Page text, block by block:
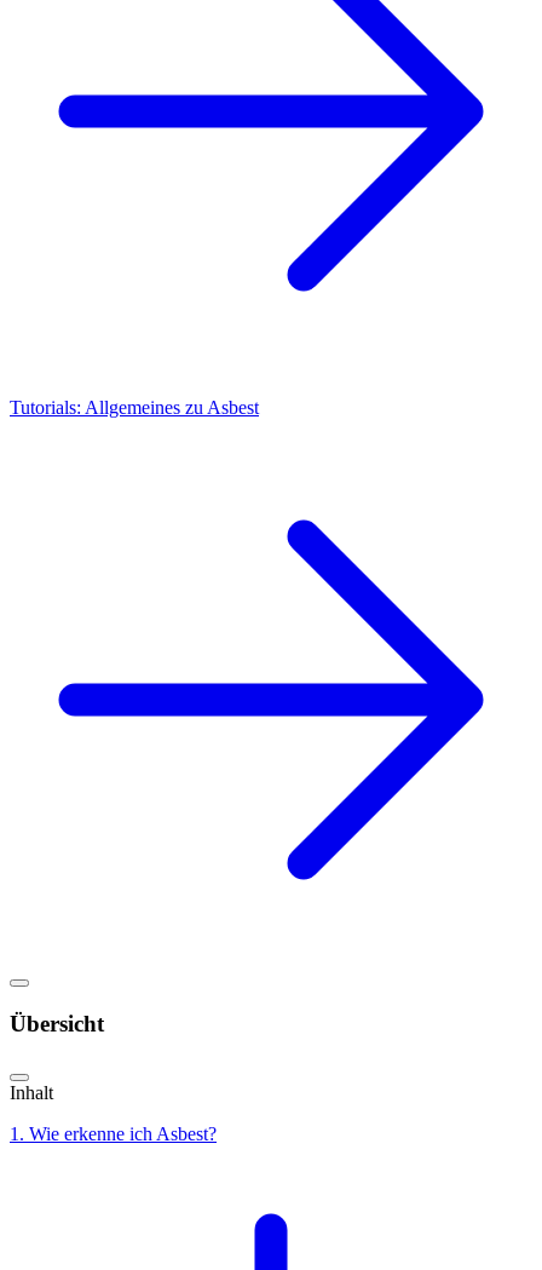
Tutorials: Allgemeines zu Asbest
Übersicht
Inhalt
1. Wie erkenne ich Asbest?